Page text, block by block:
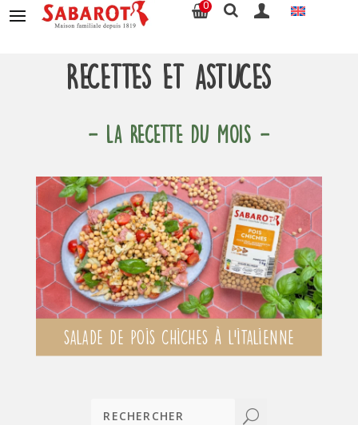
0
Recettes et astuces
- LA RECETTE DU MOIS -
Salade de pois chiches à l’italienne
U